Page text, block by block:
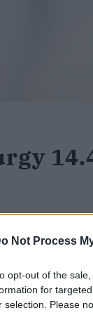
Not Process
opt-out of the
for
selection. Please
la
la